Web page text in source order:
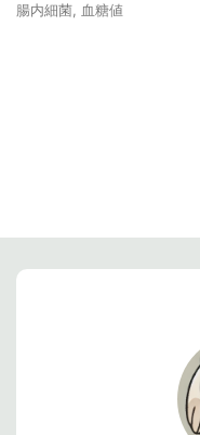
腸内細菌
血糖値